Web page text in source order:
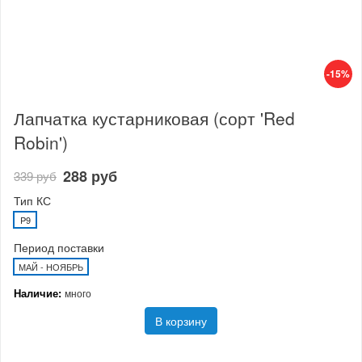
-15%
Лапчатка кустарниковая (сорт 'Red
Robin')
339 руб 288 руб
Тип КС
P9
Период поставки
МАЙ - НОЯБРЬ
Наличие: много
В корзину